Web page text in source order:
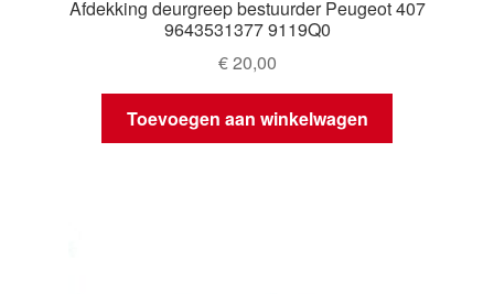
Afdekking deurgreep bestuurder Peugeot 407
9643531377 9119Q0
€20,00
Toevoegen aan winkelwagen